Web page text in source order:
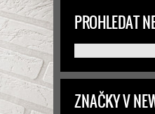
PROHLEDAT
ZNAČKY V